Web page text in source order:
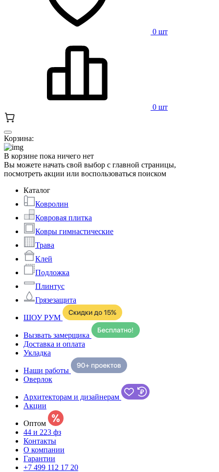
0 шт
0 шт
Корзина:
В корзине пока ничего нет
Вы можете начать свой выбор с главной страницы,
посмотреть акции или воспользоваться поиском
Каталог
Ковролин
Ковровая плитка
Ковры гимнастические
Трава
Клей
Подложка
Плинтус
Грязезащита
ШОУ РУМ
Вызвать замерщика
Доставка и оплата
Укладка
Наши работы
Оверлок
Архитекторам и дизайнерам
Акции
Оптом
44 и 223 фз
Контакты
О компании
Гарантии
+7 499 112 17 20